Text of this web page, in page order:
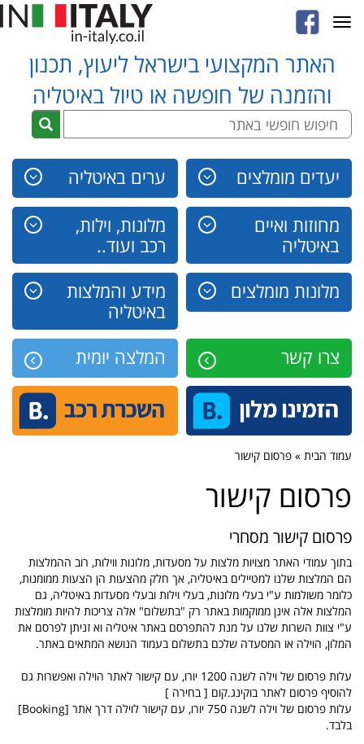
האתר המקצועי בישראל ליעוץ, תכנון
והזמנה של חופשה או טיול באיטליה
יעדים מומלצים ערים באיטליה
מחוזות ואיים
באיטליה
מלונות, וילות,
רכב ועוד..
מלונות מומלצים
מידע והמלצות
באיטליה
צרו קשר
המלצה יומית
Toggle
navigation
עמוד הבית » פרסום קישור
פרסום קישור
פרסום קישור מסחרי
בתוך עמודי האתר מצויות מלצות על מסעדות, מלונות ווילות, רוב ההמלצות
הם המלצות שלנו למטיילים באיטליה, אך חלק מהצעות הן הצעות ממומנות,
כלומר משולמות ע"י בעלי מלונות, בעלי וילות ובעלי מסעדות באיטליה, גם
המלצות אלה אינן ממוקמות באתר רק "בתשלום" אלה צריכות להיות מומלצות
ע"י צוות השרות שלנו על מנת להתפרסם באתר איטליה וא זניתן לפרסם את
המלון, הוילה או המסעדה שלכם בתשלום בעמוד הנושא המתאים באתר.
עלות פרסום של וילה לשנה 1200 יורו, עם קישור לאתר הוילה ואפשרות גם
להוסיף פרסום לאתר בוקינג.קום [ בחירה ]
עלות פרסום של וילה לשנה 750 יורו, עם קישור לוילה דרך אתר [Booking]
בלבד.